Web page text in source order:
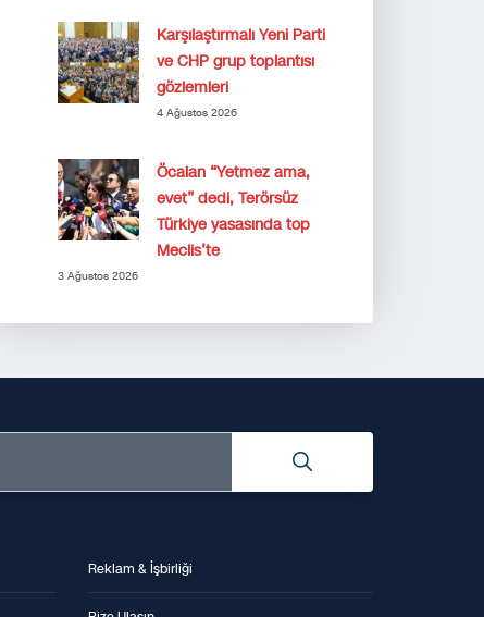
Karşılaştırmalı Yeni Parti
ve CHP grup toplantısı
gözlemleri
4 Ağustos 2026
Öcalan “Yetmez ama,
evet” dedi, Terörsüz
Türkiye yasasında top
Meclis’te
3 Ağustos 2026
Reklam & İşbirliği